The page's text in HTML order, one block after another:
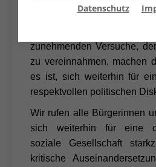
geplant stattfinden kann,
zunehmenden Versuche,
zu vereinnahmen, machen
es ist, sich weiterhin für
respektvollen politischen
Wir rufen alle Bürgerinnen
sich weiterhin für eine
soziale Gesellschaft
kritische
Datenschutz